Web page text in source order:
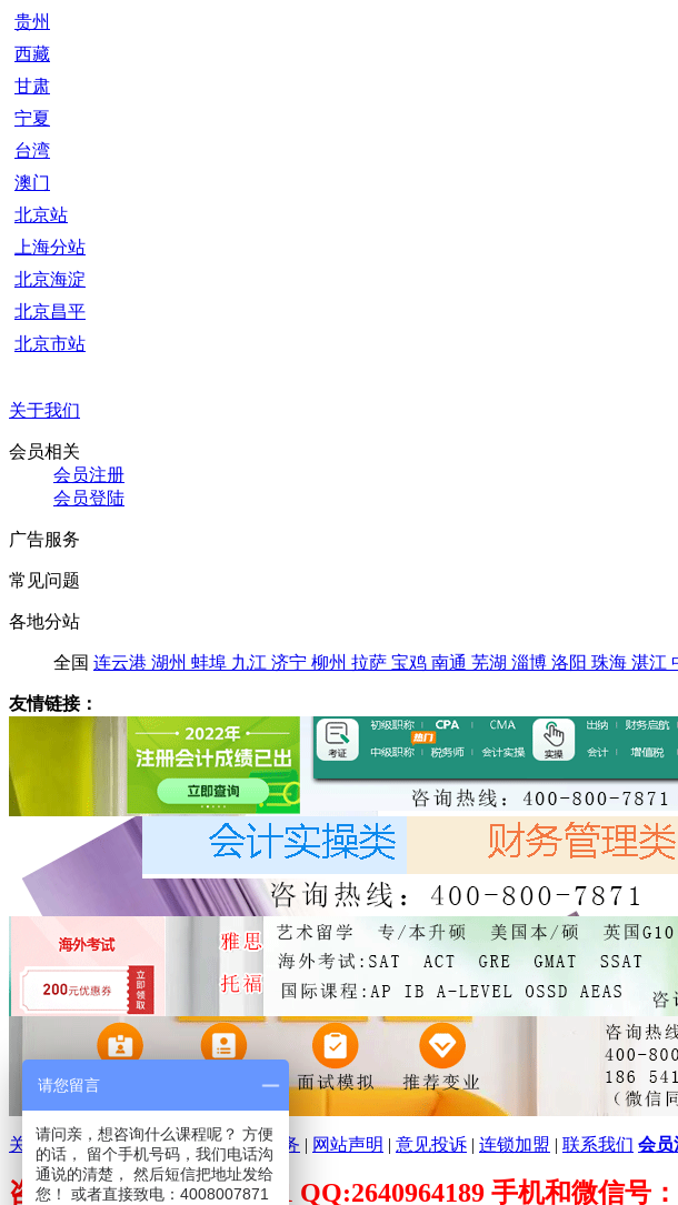
贵州
西藏
甘肃
宁夏
台湾
澳门
北京站
上海分站
北京海淀
北京昌平
北京市站
关于我们
会员相关
会员注册
会员登陆
广告服务
常见问题
各地分站
全国 连云港 湖州 蚌埠 九江 济宁 柳州 拉萨 宝鸡 南通 芜湖 淄博 洛阳 珠海 湛江
友情链接：
关于环球培训网|分支机构|广告服务 | 网站声明 | 意见投诉 | 连锁加盟 | 联系我们 会员
咨询电话：400-800-7871 QQ:2640964189 手机和微信号
请您留言
请问亲，想咨询什么课程呢？ 方便
的话， 留个手机号码，我们电话沟
通说的清楚， 然后短信把地址发给
您！ 或者直接致电：4008007871